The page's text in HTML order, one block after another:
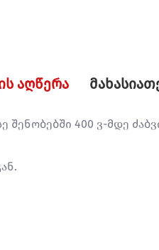
აღწერა
შენობებში 400 ვ-მდე